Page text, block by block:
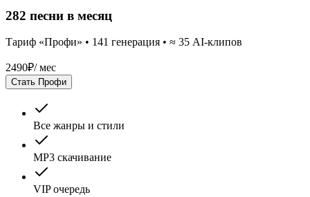
282 песни в месяц
Тариф «Профи» • 141 генерация • ≈ 35 AI-клипов
2490₽/ мес
Стать Профи
Все жанры и стили
MP3 скачивание
VIP очередь